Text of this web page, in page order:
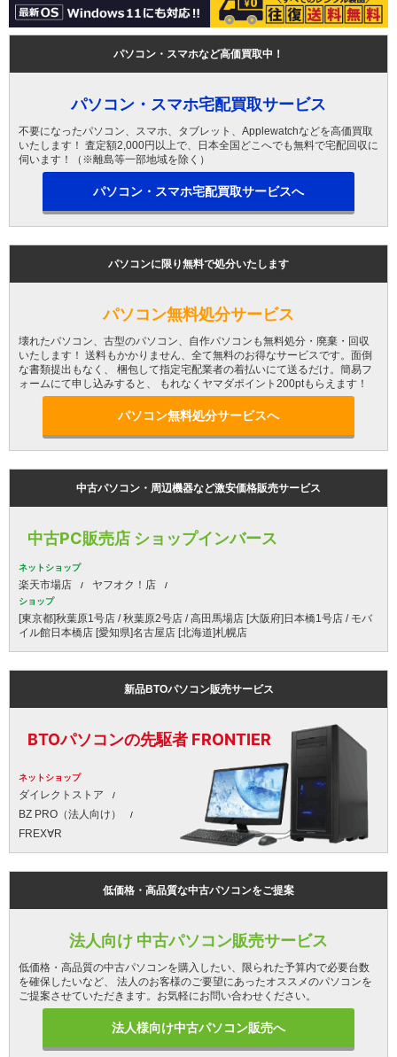
パソコン・スマホなど高価買取中！
パソコン・スマホ宅配買取サービス
不要になったパソコン、スマホ、タブレット、Applewatchなどを高価買取
いたします！ 査定額2,000円以上で、日本全国どこへでも無料で宅配回収に
伺います！（※離島等一部地域を除く）
パソコン・スマホ宅配買取サービスへ
パソコンに限り無料で処分いたします
パソコン無料処分サービス
壊れたパソコン、古型のパソコン、自作パソコンも無料処分・廃棄・回収
いたします！ 送料もかかりません、全て無料のお得なサービスです。面倒
な書類提出もなく、 梱包して指定宅配業者の着払いにて送るだけ。簡易フ
ォームにて申し込みすると、 もれなくヤマダポイント200ptもらえます！
パソコン無料処分サービスへ
中古パソコン・周辺機器など激安価格販売サービス
中古PC販売店 ショップインバース
ネットショップ
楽天市場店 ヤフオク！店
ショップ
[東京都]秋葉原1号店 / 秋葉原2号店 / 高田馬場店 [大阪府]日本橋1号店 / モバ
イル館日本橋店 [愛知県]名古屋店 [北海道]札幌店
新品BTOパソコン販売サービス
BTOパソコンの先駆者 FRONTIER
ネットショップ
ダイレクトストア
BZ PRO（法人向け）
FREX∀R
低価格・高品質な中古パソコンをご提案
法人向け 中古パソコン販売サービス
低価格・高品質の中古パソコンを購入したい、限られた予算内で必要台数
を確保したいなど、 法人のお客様のご要望にあったオススメのパソコンを
ご提案させていただきます。お気軽にお問い合わせください。
法人様向け中古パソコン販売へ